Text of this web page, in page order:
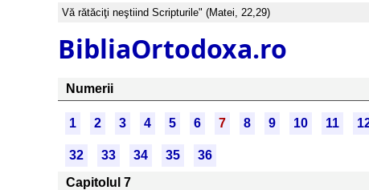
Vă rătăciţi neştiind Scripturile" (Matei, 22,29)
BibliaOrtodoxa.ro
Numerii
1 2 3 4 5 6 7 8 9 10 11
32 33 34 35
36
Capitolul 7